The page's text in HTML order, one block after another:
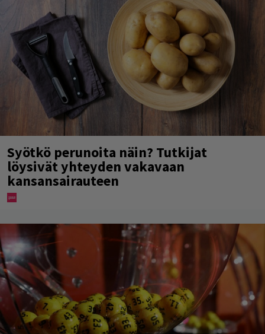
Syötkö perunoita näin? Tutkijat
löysivät yhteyden vakavaan
kansansairauteen